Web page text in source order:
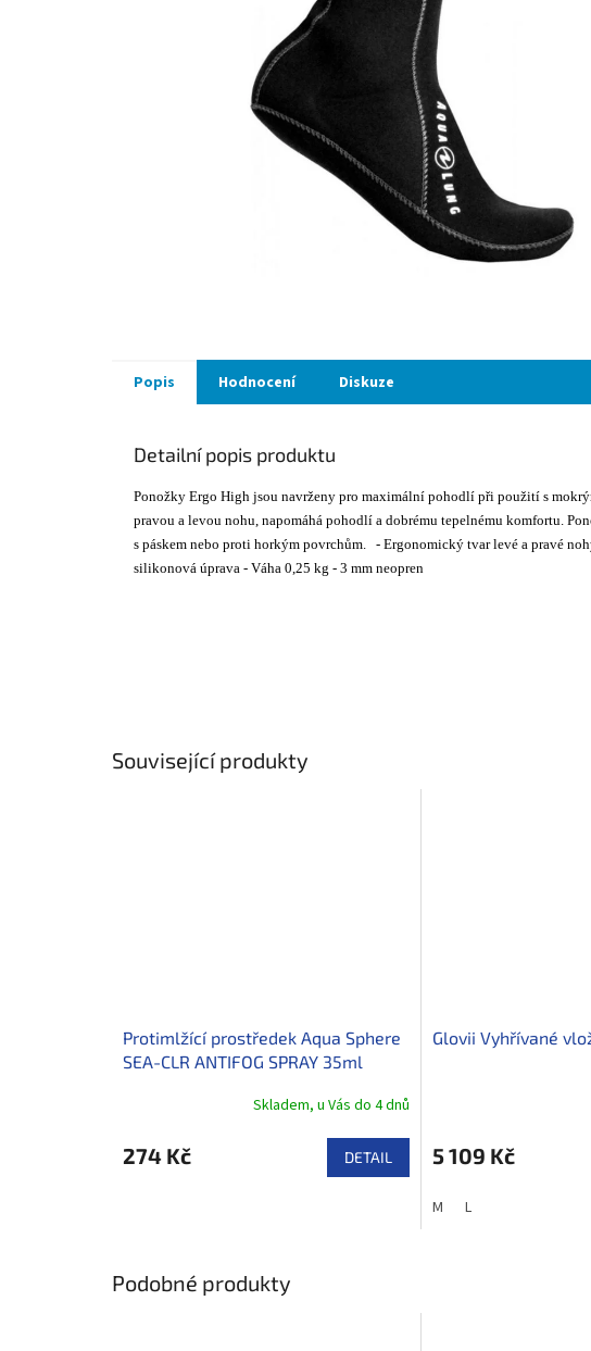
Popis Hodnocení Diskuze
Detailní popis produktu
Ponožky Ergo High jsou navrženy pro maximální pohodlí při použití s
pravou a levou nohu, napomáhá pohodlí a dobrému tepelnému komfortu.
s páskem nebo proti horkým povrchům. - Ergonomický tvar levé a pravé
silikonová úprava - Váha 0,25 kg - 3 mm neopren
Související produkty
Protimlžící prostředek Aqua Sphere
SEA-CLR ANTIFOG SPRAY 35ml
Skladem, u Vás do 4 dnů
274 Kč DETAIL
Glovii Vyhřívané
5 109 Kč
M L
Podobné produkty